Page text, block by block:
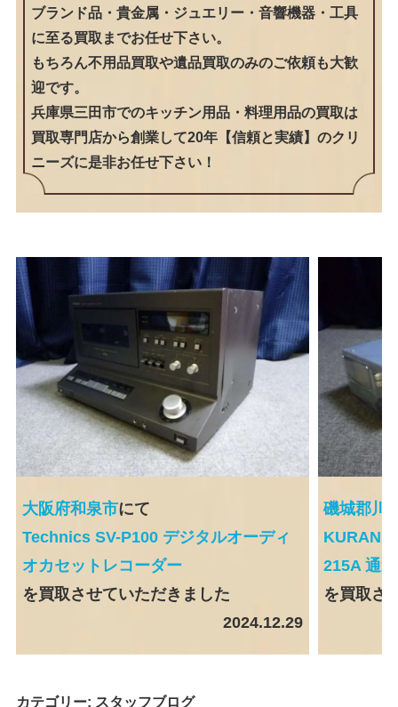
ブランド品・貴金属・ジュエリー・音響機器・工具
に至る買取までお任せ下さい。
もちろん不用品買取や遺品買取のみのご依頼も大歓
迎です。
兵庫県三田市でのキッチン用品・料理用品の買取は
買取専門店から創業して20年【信頼と実績】のクリ
ニーズに是非お任せ下さい！
大阪府和泉市にて
Technics SV-P100 デジタルオーディ
オカセットレコーダー
を買取させていただきました
2024.12.29
磯城郡川
215A 通
を買取さ
カテゴリー: スタッフブログ